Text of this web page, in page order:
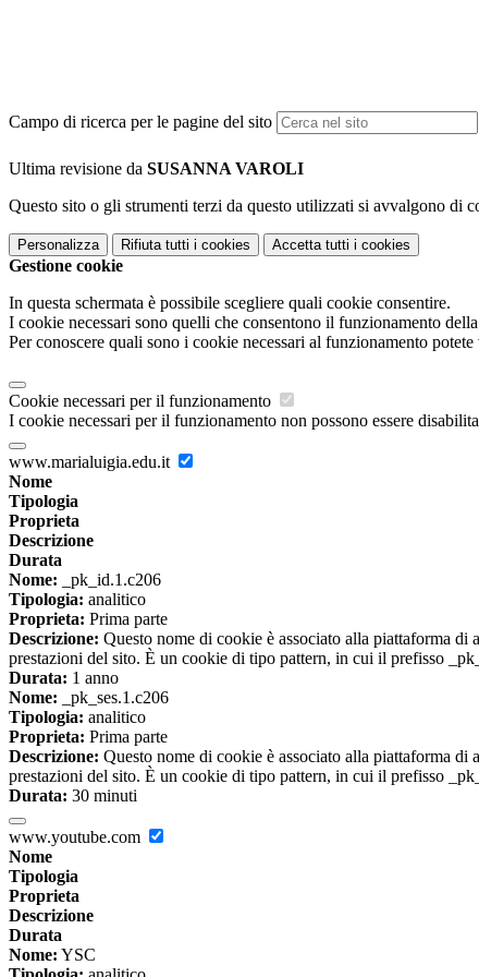
Campo di ricerca per le pagine del sito
Ultima revisione da SUSANNA VAROLI
Questo sito o gli strumenti terzi da questo utilizzati si avvalgono di
Personalizza Rifiuta tutti i cookies Accetta tutti i cookies
Gestione cookie
In questa schermata è possibile scegliere quali cookie consentire.
I cookie necessari sono quelli che consentono il funzionamento
Per conoscere quali sono i cookie necessari al funzionamento potete
Cookie necessari per il funzionamento
I cookie necessari per il funzionamento non possono essere
www.marialuigia.edu.it
Nome
Tipologia
Proprieta
Descrizione
Durata
Nome: _pk_id.1.c206
Tipologia: analitico
Proprieta: Prima parte
Descrizione: Questo nome di cookie è associato alla piattaforma
prestazioni del sito. È un cookie di tipo pattern, in cui il prefisso
Durata: 1 anno
Nome: _pk_ses.1.c206
Tipologia: analitico
Proprieta: Prima parte
Descrizione: Questo nome di cookie è associato alla piattaforma
prestazioni del sito. È un cookie di tipo pattern, in cui il prefisso
Durata: 30 minuti
www.youtube.com
Nome
Tipologia
Proprieta
Descrizione
Durata
Nome: YSC